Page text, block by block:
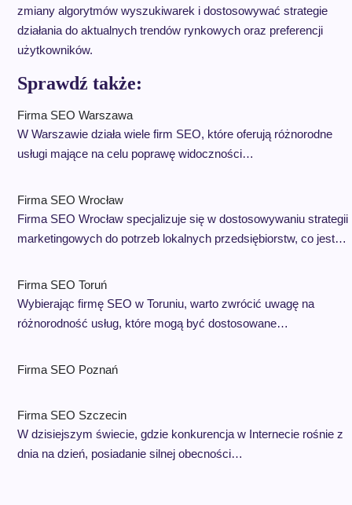
zmiany algorytmów wyszukiwarek i dostosowywać strategie
działania do aktualnych trendów rynkowych oraz preferencji
użytkowników.
Sprawdź także:
Firma SEO Warszawa
W Warszawie działa wiele firm SEO, które oferują różnorodne
usługi mające na celu poprawę widoczności…
Firma SEO Wrocław
Firma SEO Wrocław specjalizuje się w dostosowywaniu strategii
marketingowych do potrzeb lokalnych przedsiębiorstw, co jest…
Firma SEO Toruń
Wybierając firmę SEO w Toruniu, warto zwrócić uwagę na
różnorodność usług, które mogą być dostosowane…
Firma SEO Poznań
Firma SEO Szczecin
W dzisiejszym świecie, gdzie konkurencja w Internecie rośnie z
dnia na dzień, posiadanie silnej obecności…